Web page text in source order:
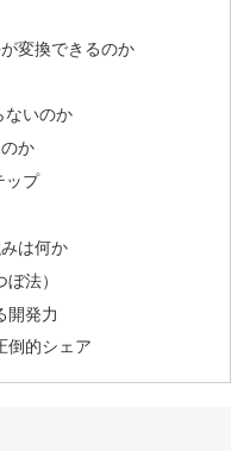
変換できるのか
ないのか
か
ップ
は何か
法）
開発力
倒的シェア